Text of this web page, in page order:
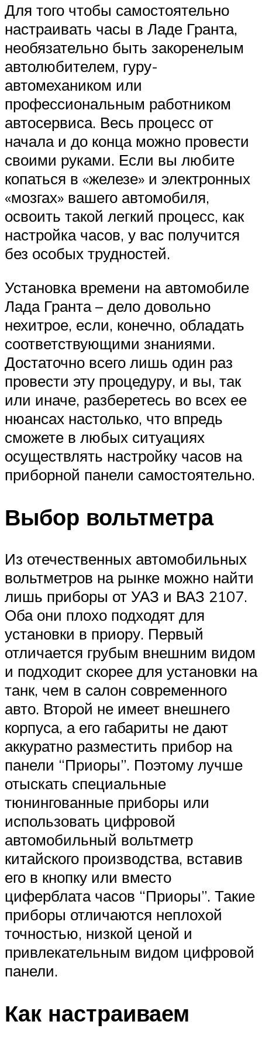
Для того чтобы самостоятельно
настраивать часы в Ладе Гранта,
необязательно быть закоренелым
автолюбителем, гуру-
автомехаником или
профессиональным работником
автосервиса. Весь процесс от
начала и до конца можно провести
своими руками. Если вы любите
копаться в «железе» и электронных
«мозгах» вашего автомобиля,
освоить такой легкий процесс, как
настройка часов, у вас получится
без особых трудностей.
Установка времени на автомобиле
Лада Гранта – дело довольно
нехитрое, если, конечно, обладать
соответствующими знаниями.
Достаточно всего лишь один раз
провести эту процедуру, и вы, так
или иначе, разберетесь во всех ее
нюансах настолько, что впредь
сможете в любых ситуациях
осуществлять настройку часов на
приборной панели самостоятельно.
Выбор вольтметра
Из отечественных автомобильных
вольтметров на рынке можно найти
лишь приборы от УАЗ и ВАЗ 2107.
Оба они плохо подходят для
установки в приору. Первый
отличается грубым внешним видом
и подходит скорее для установки на
танк, чем в салон современного
авто. Второй не имеет внешнего
корпуса, а его габариты не дают
аккуратно разместить прибор на
панели “Приоры”. Поэтому лучше
отыскать специальные
тюнингованные приборы или
использовать цифровой
автомобильный вольтметр
китайского производства, вставив
его в кнопку или вместо
циферблата часов “Приоры”. Такие
приборы отличаются неплохой
точностью, низкой ценой и
привлекательным видом цифровой
панели.
Как настраиваем